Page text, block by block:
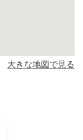
大きな地図で見る